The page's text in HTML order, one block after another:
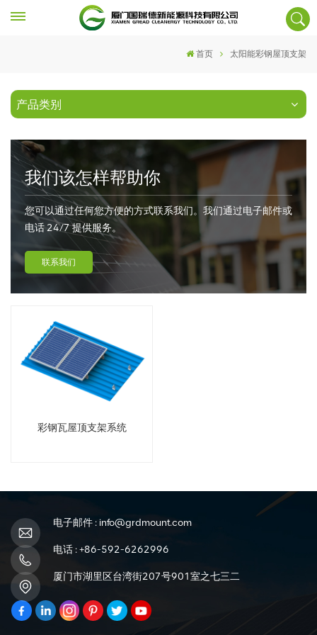
首页 太阳能彩钢屋顶支架
产品类别
我们该怎样帮助你
您可以通过任何您方便的方式联系我们。我们通过电子邮件或
电话 24/7 提供服务。
联系我们
彩钢瓦屋顶支架系统
电子邮件 : info@grdmount.com
电话 :+86-592-6262996
厦门市湖里区台湾街207号901室之七三二